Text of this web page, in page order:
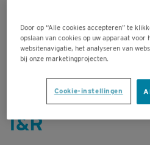
I&R
Door op “Alle cookies accepteren” te
opslaan van cookies op uw apparaat voor
websitenavigatie, het analyseren van
bij onze marketingprojecten.
Cookie-instellingen